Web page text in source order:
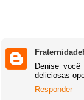
Denise
deliciosas
Responder
Delegação
Os números do